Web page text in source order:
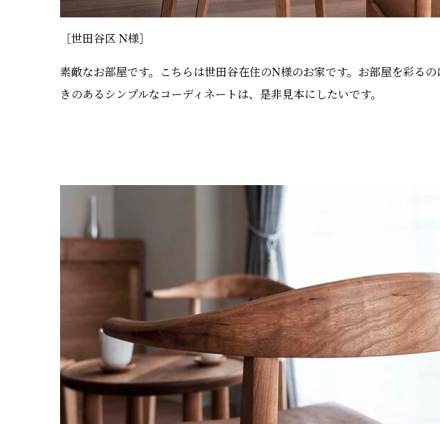
［世田谷区 N様］
素敵なお部屋です。こちらは世田谷在住のN様のお家です。お部屋を彩る
きのあるシンプルなコーディネートは、是非見本にしたいです。